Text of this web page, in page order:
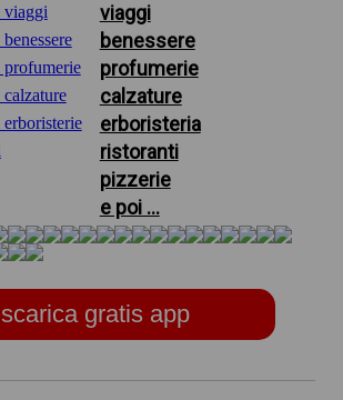
viaggi
benessere
profumerie
calzature
erboristeria
ristoranti
pizzerie
e poi ...
scarica gratis app